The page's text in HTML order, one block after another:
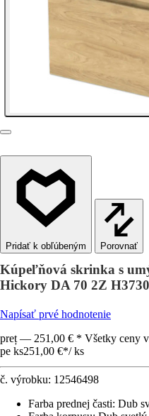
Porovnať
Kúpeľňová skrinka s
Hickory DA 70 2Z H3730
Napísať prvé hodnotenie
preț — 251,00 € * Všetky ceny
pe ks251,00 €*/ ks
č. výrobku: 12546498
Farba prednej časti: Dub